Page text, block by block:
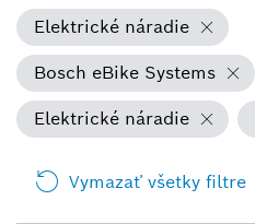
Elektrické náradie
Bosch eBike Systems
Elektrické náradie
Vymazať všetky filtre